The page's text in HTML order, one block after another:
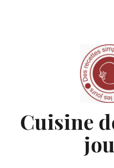
Cuisine